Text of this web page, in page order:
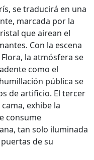
se traducirá en una
marcada por la
que airean el
Con la escena
la atmósfera se
como el
pública se
de artificio. El tercer
exhibe la
consume
tan solo iluminada
de su